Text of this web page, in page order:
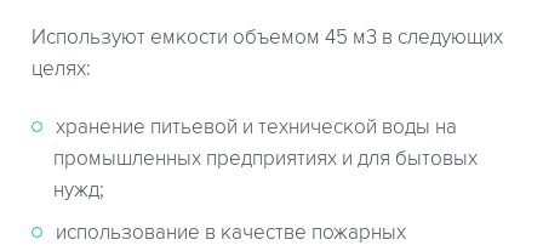
Используют емкости объемом 45 м3 в следующих
целях:
хранение питьевой и технической воды на
промышленных предприятиях и для бытовых
нужд;
использование в качестве пожарных